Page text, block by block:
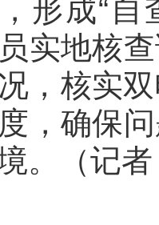
，形成“
实地核
，核实
，确保
。（记